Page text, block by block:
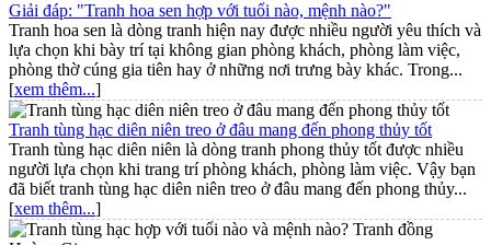
Giải đáp: "Tranh hoa sen hợp với tuổi nào, mệnh nào?"
Tranh hoa sen là dòng tranh hiện nay được nhiều người yêu thích và
lựa chọn khi bày trí tại không gian phòng khách, phòng làm việc,
phòng thờ cúng gia tiên hay ở những nơi trưng bày khác. Trong...
[xem thêm...]
Tranh tùng hạc diên niên treo ở đâu mang đến phong thủy tốt
Tranh tùng hạc diên niên là dòng tranh phong thủy tốt được nhiều
người lựa chọn khi trang trí phòng khách, phòng làm việc. Vậy bạn
đã biết tranh tùng hạc diên niên treo ở đâu mang đến phong thủy...
[xem thêm...]